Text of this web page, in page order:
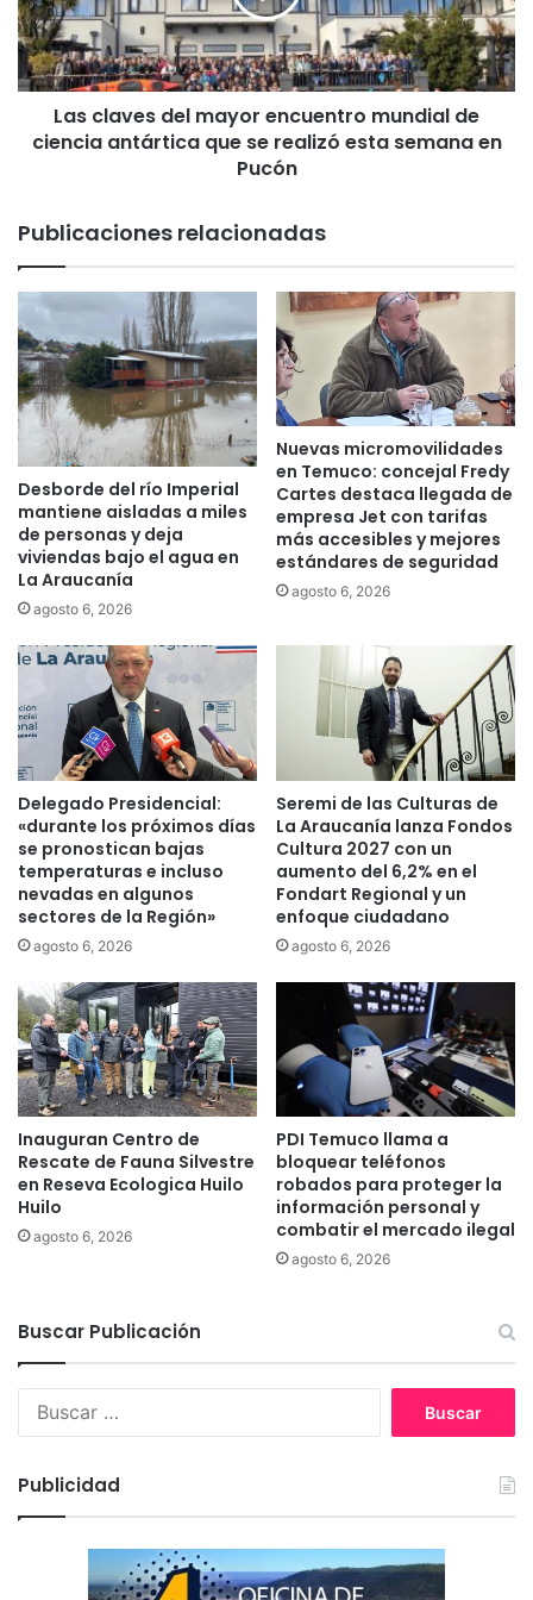
f
i
m
a
v
e
s
t
i
g
a
c
i
ó
n
i
t
r
n
p
o
r
a
o
s
a
e
s
t
u
d
i
a
n
t
e
M
e
d
c
n
a
v
s
y
o
r
n
c
u
e
n
t
r
o
m
u
n
d
a
d
e
c
e
c
i
a
a
t
á
r
t
i
c
a
q
u
e
s
a
l
i
ó
s
t
Las claves del mayor encuentro mundial de
ciencia antártica que se realizó esta semana en
Pucón
Publicaciones relacionadas
Desborde del río Imperial
mantiene aisladas a miles
de personas y deja
viviendas bajo el agua en
La Araucanía
agosto 6, 2026
Nuevas micromovilidades
en Temuco: concejal Fredy
Cartes destaca llegada de
empresa Jet con tarifas
más accesibles y mejores
estándares de seguridad
agosto 6, 2026
Delegado Presidencial:
«durante los próximos días
se pronostican bajas
temperaturas e incluso
nevadas en algunos
sectores de la Región»
agosto 6, 2026
Seremi de las Culturas de
La Araucanía lanza Fondos
Cultura 2027 con un
aumento del 6,2% en el
Fondart Regional y un
enfoque ciudadano
agosto 6, 2026
Inauguran Centro de
Rescate de Fauna Silvestre
en Reseva Ecologica Huilo
Huilo
agosto 6, 2026
PDI Temuco llama a
bloquear teléfonos
robados para proteger la
información personal y
combatir el mercado ilegal
agosto 6, 2026
Buscar Publicación
:
Publicidad